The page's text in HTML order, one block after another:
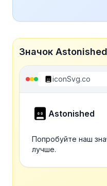
Значок
iconSvg.co
Astonished
Попробуйте наш
лучше.